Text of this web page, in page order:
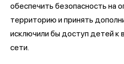
обеспечить безопасность на
территорию и принять
исключили бы доступ детей к
сети.